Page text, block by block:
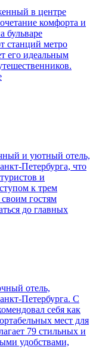
в центре
комфорта и
бульваре
станций метро
его идеальным
и уютный отель,
Петербурга, что
и
к трем
своим гостям
до главных
отель,
Петербурга. С
себя как
мест для
79 стильных и
удобствами,